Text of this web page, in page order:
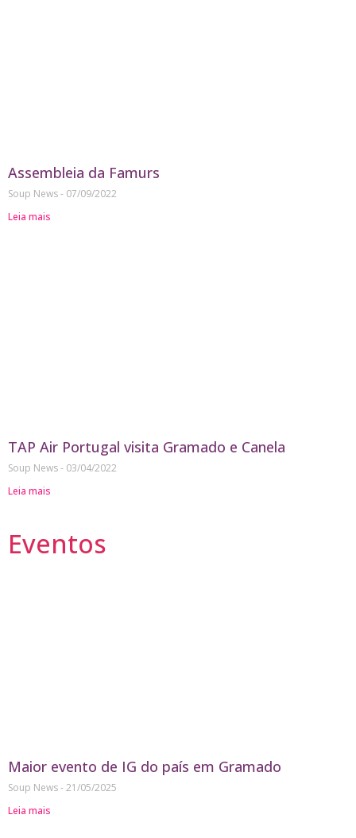
Assembleia da Famurs
Soup News
07/09/2022
Leia mais
TAP Air Portugal visita Gramado e Canela
Soup News
03/04/2022
Leia mais
Eventos
Maior evento de IG do país em Gramado
Soup News 21/05/2025
Leia mais